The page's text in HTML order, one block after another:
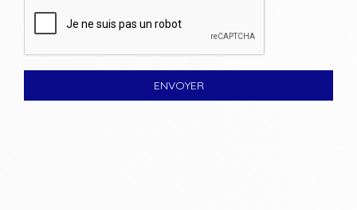
ENVOYER